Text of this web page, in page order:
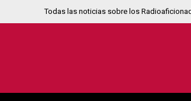
Todas las noticias sobre los